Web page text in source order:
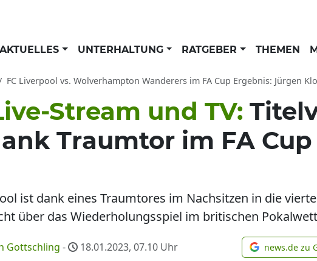
AKTUELLES UNTERHALTUNG RATGEBER THEMEN
FC Liverpool vs. Wolverhampton Wanderers im FA Cup Ergebnis: Jürgen
Stream und TV:
Traumtor im FA
ist dank eines Traumtores im Nachsitzen in die
über das Wiederholungsspiel im britischen
Gottschling - 18.01.2023, 07.10 Uhr news.de zu